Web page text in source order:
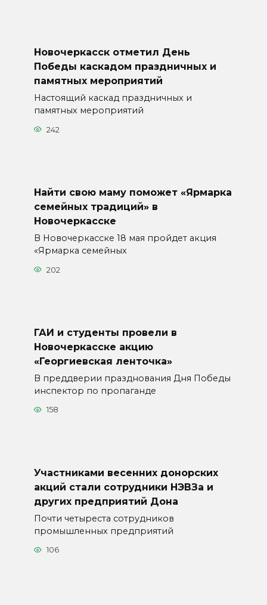
Новочеркасск отметил День
Победы каскадом праздничных и
памятных мероприятий
Настоящий каскад праздничных и
памятных мероприятий
242
Найти свою маму поможет «Ярмарка
семейных традиций» в
Новочеркасске
В Новочеркасске 18 мая пройдет акция
«Ярмарка семейных
202
ГАИ и студенты провели в
Новочеркасске акцию
«Георгиевская ленточка»
В преддверии празднования Дня Победы
инспектор по пропаганде
158
Участниками весенних донорских
акций стали сотрудники НЭВЗа и
других предприятий Дона
Почти четыреста сотрудников
промышленных предприятий
106